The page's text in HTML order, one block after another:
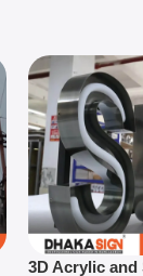
3D Acrylic and